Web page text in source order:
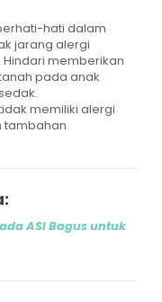
hati dalam
jarang alergi
memberikan
pada anak
memiliki alergi
tambahan
ASI Bagus untuk